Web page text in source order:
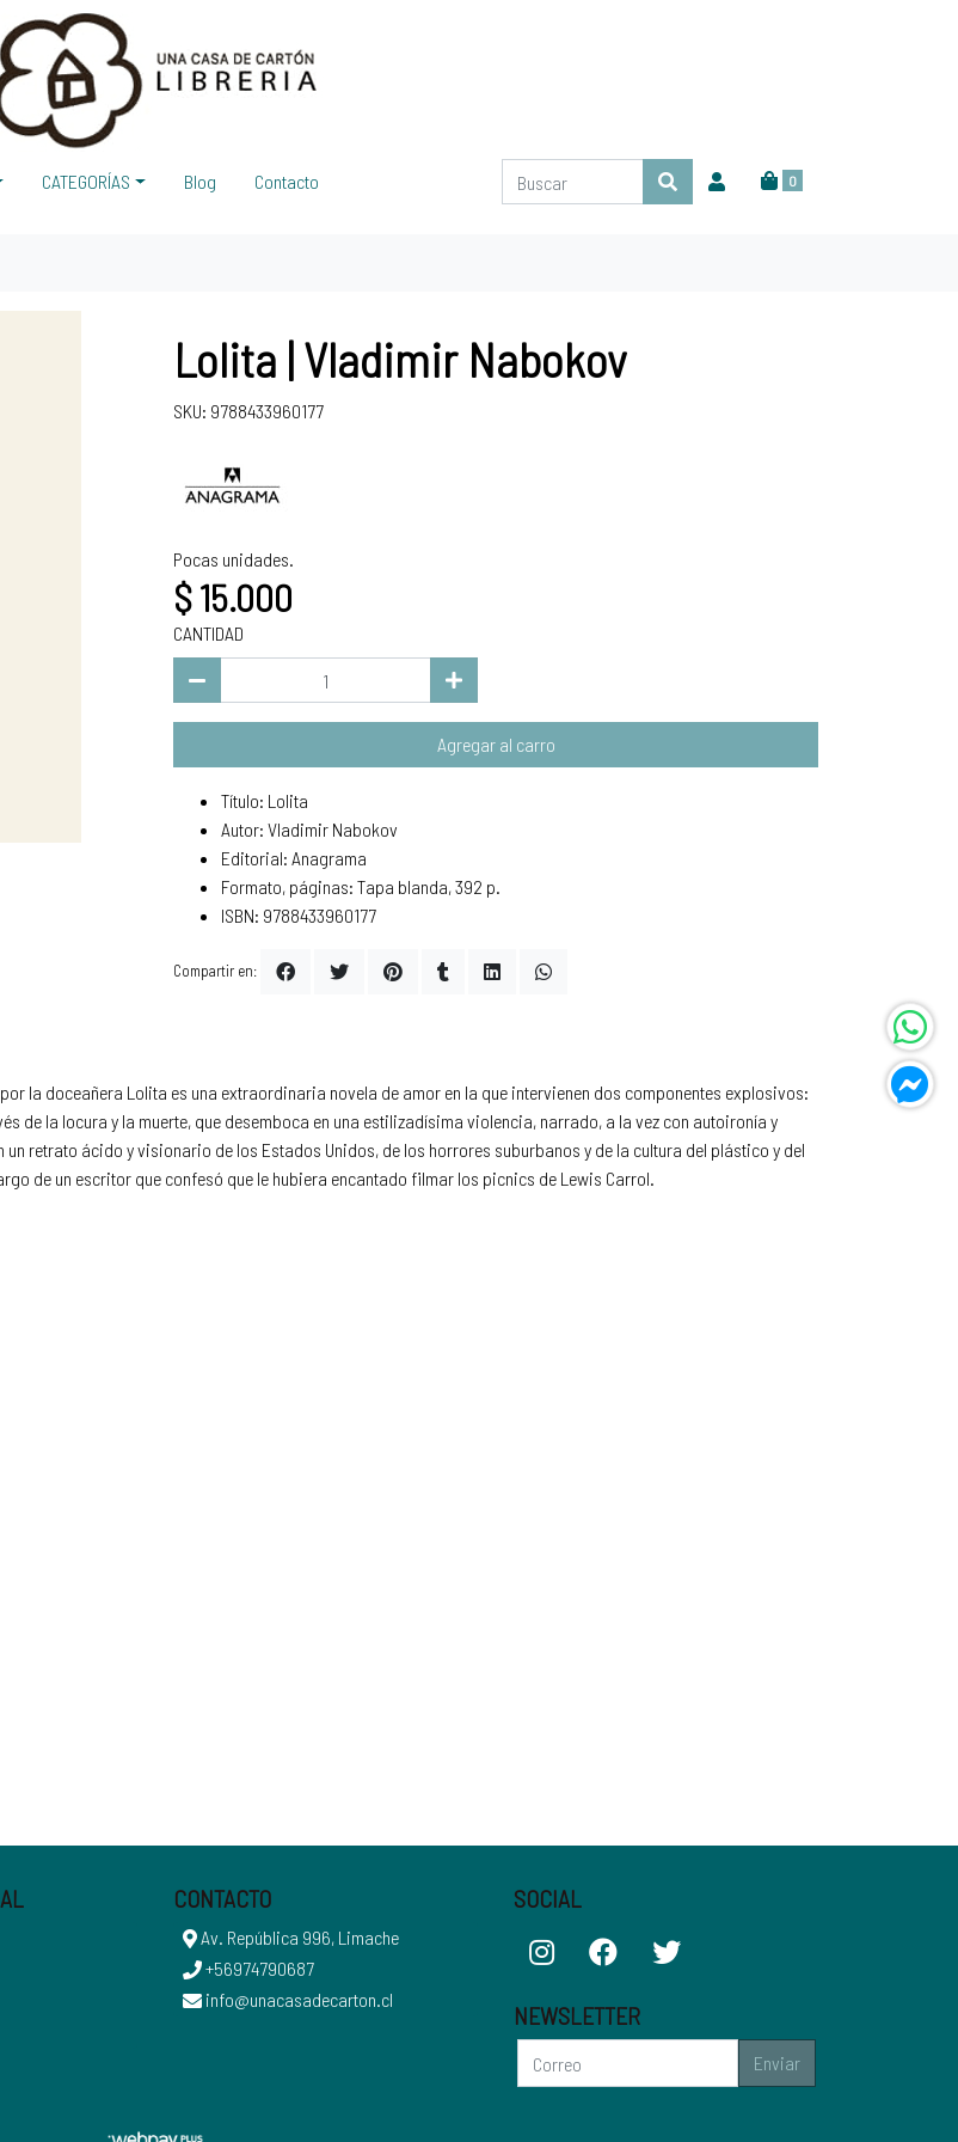
0
CATEGORÍAS Blog Contacto
Lolita | Vladimir Nabokov
SKU: 9788433960177
Pocas unidades.
$ 15.000
CANTIDAD
Agregar al carro
Título: Lolita
Autor: Vladimir Nabokov
Editorial: Anagrama
Formato, páginas: Tapa blanda, 392 p.
ISBN: 9788433960177
Compartir en:
la doceañera Lolita es una extraordinaria novela de amor en la que intervienen dos componentes explosivos:
de la locura y la muerte, que desemboca en una estilizadísima violencia, narrado, a la vez con autoironía y
retrato ácido y visionario de los Estados Unidos, de los horrores suburbanos y de la cultura del plástico y del
de un escritor que confesó que le hubiera encantado filmar los picnics de Lewis Carrol.
CONTACTO
Av. República 996, Limache
+56974790687
info@unacasadecarton.cl
SOCIAL
NEWSLETTER
Enviar